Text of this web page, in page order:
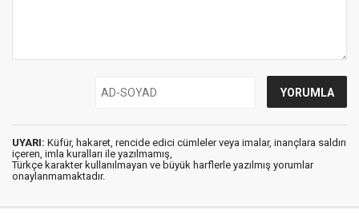
UYARI: Küfür, hakaret, rencide edici cümleler veya imalar, inançlara saldırı
içeren, imla kuralları ile yazılmamış,
Türkçe karakter kullanılmayan ve büyük harflerle yazılmış yorumlar
onaylanmamaktadır.